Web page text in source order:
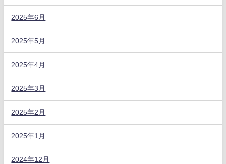
2025年6月
2025年5月
2025年4月
2025年3月
2025年2月
2025年1月
2024年12月